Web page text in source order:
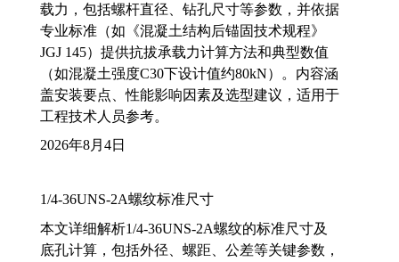
载力，包括螺杆直径、钻孔尺寸等参数，并依据
专业标准（如《混凝土结构后锚固技术规程》
JGJ 145）提供抗拔承载力计算方法和典型数值
（如混凝土强度C30下设计值约80kN）。内容涵
盖安装要点、性能影响因素及选型建议，适用于
工程技术人员参考。
2026年8月4日
1/4-36UNS-2A螺纹标准尺寸
本文详细解析1/4-36UNS-2A螺纹的标准尺寸及
底孔计算，包括外径、螺距、公差等关键参数，